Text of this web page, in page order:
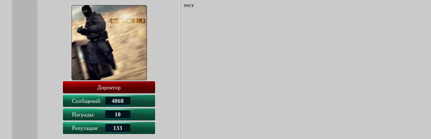
Директор
Сообщений: 4868
Награды: 10
Репутация: 133
тест